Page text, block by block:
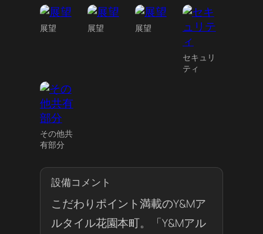
展望 展望 展望
セキュリ
ティ
その他共
有部分
設備コメント
こだわりポイント満載のY&Mア
ルタイル花園本町。「Y&Mアル